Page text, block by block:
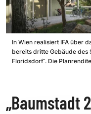
In Wien realisiert IFA über
bereits dritte Gebäude des
Floridsdorf“. Die
„Baumstadt